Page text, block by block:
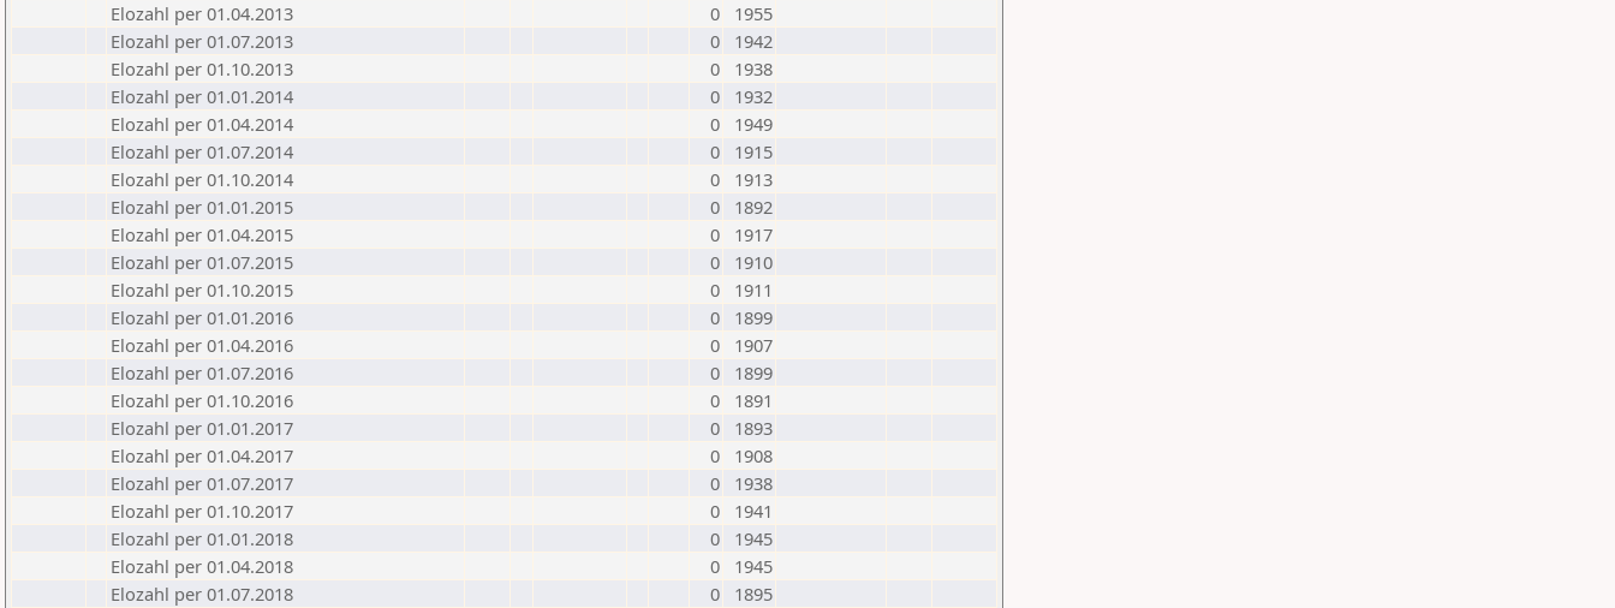
Elozahl per 01.04.2013
0
1955
Elozahl per 01.07.2013
0
1942
Elozahl per 01.10.2013
0
1938
Elozahl per 01.01.2014
0
1932
Elozahl per 01.04.2014
0
1949
Elozahl per 01.07.2014
0
1915
Elozahl per 01.10.2014
0
1913
Elozahl per 01.01.2015
0
1892
Elozahl per 01.04.2015
0
1917
Elozahl per 01.07.2015
0
1910
Elozahl per 01.10.2015
0
1911
Elozahl per 01.01.2016
0
1899
Elozahl per 01.04.2016
0
1907
Elozahl per 01.07.2016
0
1899
Elozahl per 01.10.2016
0
1891
Elozahl per 01.01.2017
0
1893
Elozahl per 01.04.2017
0
1908
Elozahl per 01.07.2017
0
1938
Elozahl per 01.10.2017
0
1941
Elozahl per 01.01.2018
0
1945
Elozahl per 01.04.2018
0
1945
Elozahl per 01.07.2018
0
1895